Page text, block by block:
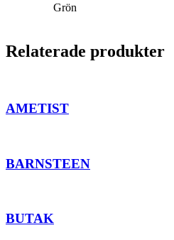
Grön
Relaterade produkter
AMETIST
BARNSTEEN
BUTAK